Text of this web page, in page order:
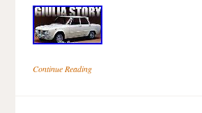
Continue Reading